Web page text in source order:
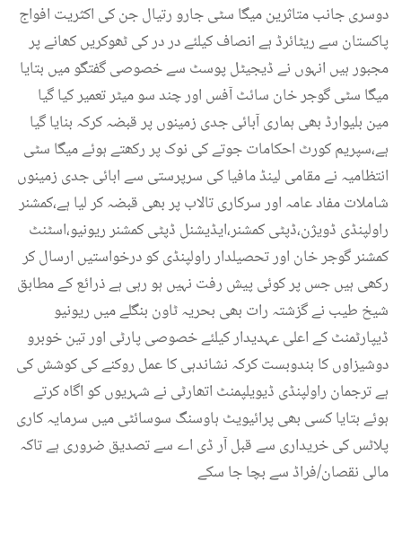
دوسری جانب متاثرین میگا سٹی جارو رتیال جن کی اکثریت افواج
پاکستان سے ریٹائرڈ ہے انصاف کیلئے در در کی ٹھوکریں کھانے پر
مجبور ہیں انہوں نے ڈیجیٹل پوسٹ سے خصوصی گفتگو میں بتایا
میگا سٹی گوجر خان سائٹ آفس اور چند سو میٹر تعمیر کیا گیا
مین بلیوارڈ بھی ہماری آبائی جدی زمینوں پر قبضہ کرکہ بنایا گیا
ہے،سپریم کورٹ احکامات جوتے کی نوک پر رکھتے ہوئے میگا سٹی
انتظامیہ نے مقامی لینڈ مافیا کی سرپرستی سے ابائی جدی زمینوں
شاملات مفاد عامہ اور سرکاری تالاب پر بھی قبضہ کر لیا ہے،کمشنر
راولپنڈی ڈویژن،ڈپٹی کمشنر،ایڈیشنل ڈپٹی کمشنر ریونیو،اسٹنٹ
کمشنر گوجر خان اور تحصیلدار راولپنڈی کو درخواستیں ارسال کر
رکھی ہیں جس پر کوئی پیش رفت نہیں ہو رہی ہے ذرائع کے مطابق
شیخ طیب نے گزشتہ رات بھی بحریہ ٹاون بنگلے میں ریونیو
ڈیپارٹمنٹ کے اعلی عہدیدار کیلئے خصوصی پارٹی اور تین خوبرو
دوشیزاوں کا بندوبست کرکہ نشاندہی کا عمل روکنے کی کوشش کی
ہے ترجمان راولپنڈی ڈیویلپمنٹ اتھارٹی نے شہریوں کو اگاہ کرتے
ہوئے بتایا کسی بھی پرائیویٹ ہاوسنگ سوسائٹی میں سرمایہ کاری
پلاٹس کی خریداری سے قبل آر ڈی اے سے تصدیق ضروری ہے تاکہ
مالی نقصان/فراڈ سے بچا جا سکے